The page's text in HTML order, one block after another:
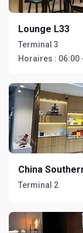
Lounge L33
Terminal 3
Horaires : 06:00
China
Terminal 2